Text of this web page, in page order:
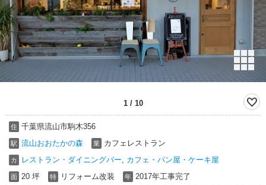
1/ 10
住 千葉県流山市駒木356
駅 流山おおたかの森 業 カフェレストラン
カ レストラン・ダイニングバー カフェ・パン屋・ケーキ屋
面 20 坪 特 リフォーム改装 年 2017年工事完了